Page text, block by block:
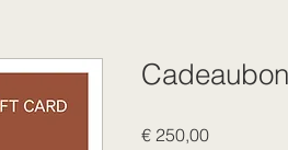
€ 250,00Prijs